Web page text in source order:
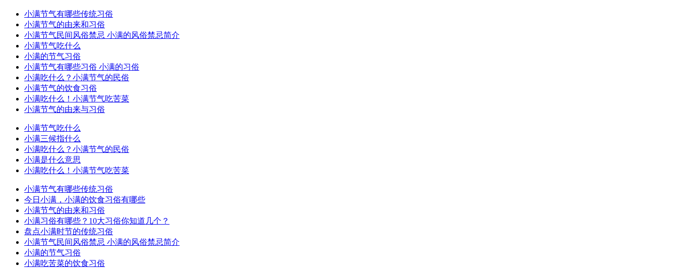
小满节气有哪些传统习俗
小满节气的由来和习俗
小满节气民间风俗禁忌 小满的风俗禁忌简介
小满节气吃什么
小满的节气习俗
小满节气有哪些习俗 小满的习俗
小满吃什么？小满节气的民俗
小满节气的饮食习俗
小满吃什么！小满节气吃苦菜
小满节气的由来与习俗
小满节气吃什么
小满三候指什么
小满吃什么？小满节气的民俗
小满是什么意思
小满吃什么！小满节气吃苦菜
小满节气有哪些传统习俗
今日小满，小满的饮食习俗有哪些
小满节气的由来和习俗
小满习俗有哪些？10大习俗你知道几个？
盘点小满时节的传统习俗
小满节气民间风俗禁忌 小满的风俗禁忌简介
小满的节气习俗
小满吃苦菜的饮食习俗